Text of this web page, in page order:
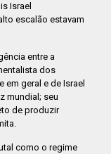
Israel
escalão estavam
entre a
dos
geral e de Israel
mundial; seu
de produzir
como o regime